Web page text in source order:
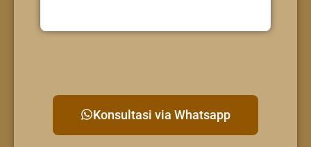
Konsultasi via Whatsapp